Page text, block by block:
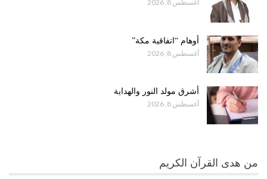
أغسطس 8, 2026
أوهام “اتفاقية مكة”
أغسطس 8, 2026
أشرق مولد النور والهداية
أغسطس 8, 2026
من هدى القرآن الكريم